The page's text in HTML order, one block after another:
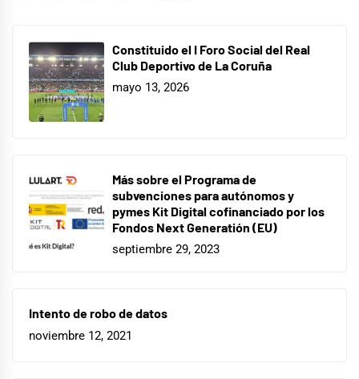
Constituido el I Foro Social del Real
Club Deportivo de La Coruña
mayo 13, 2026
Más sobre el Programa de
subvenciones para autónomos y
pymes Kit Digital cofinanciado por los
Fondos Next Generatión (EU)
septiembre 29, 2023
Intento de robo de datos
noviembre 12, 2021